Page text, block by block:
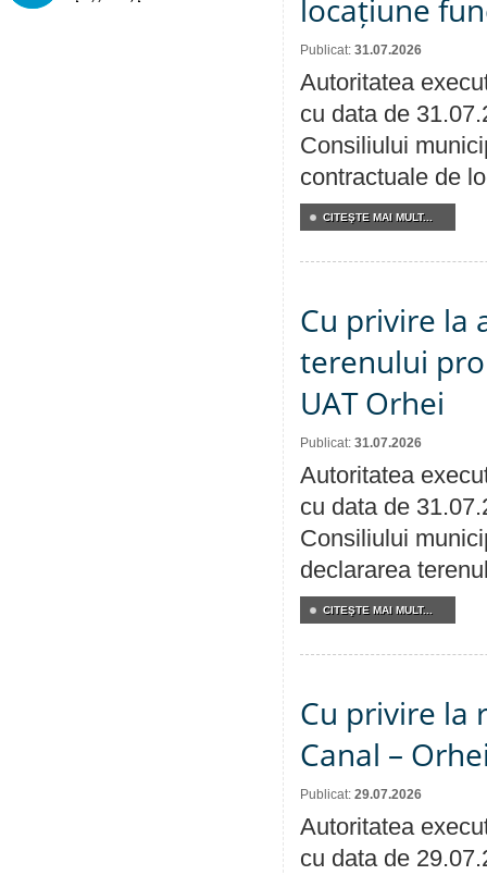
locațiune
Publicat: 31.07.2026
Autoritatea
cu data de
Consiliului
contractuale de
CITEŞTE MAI MULT...
Cu privire la
terenului
UAT Orhei
Publicat: 31.07.2026
Autoritatea
cu data de
Consiliului
declararea
CITEŞTE MAI MULT...
Cu privire la
Canal –
Publicat: 29.07.2026
Autoritatea
cu data de